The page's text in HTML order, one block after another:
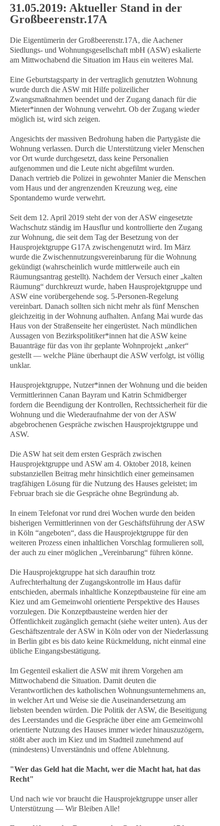
31.05.2019: Aktueller Stand in der
Großbeerenstr.17A
Die Eigentümerin der Großbeerenstr.17A, die Aachener
Siedlungs- und Wohnungsgesellschaft mbH (ASW) eskalierte
am Mittwochabend die Situation im Haus ein weiteres Mal.
Eine Geburtstagsparty in der vertraglich genutzten Wohnung
wurde durch die ASW mit Hilfe polizeilicher
Zwangsmaßnahmen beendet und der Zugang danach für die
Mieter*innen der Wohnung verwehrt. Ob der Zugang wieder
möglich ist, wird sich zeigen.
Angesichts der massiven Bedrohung haben die Partygäste die
Wohnung verlassen. Durch die Unterstützung vieler Menschen
vor Ort wurde durchgesetzt, dass keine Personalien
aufgenommen und die Leute nicht abgefilmt wurden.
Danach vertrieb die Polizei in gewohnter Manier die Menschen
vom Haus und der angrenzenden Kreuzung weg, eine
Spontandemo wurde verwehrt.
Seit dem 12. April 2019 steht der von der ASW eingesetzte
Wachschutz ständig im Hausflur und kontrollierte den Zugang
zur Wohnung, die seit dem Tag der Besetzung von der
Hausprojektgruppe G17A zwischengenutzt wird. Im März
wurde die Zwischennutzungsvereinbarung für die Wohnung
gekündigt (wahrscheinlich wurde mittlerweile auch ein
Räumungsantrag gestellt). Nachdem der Versuch einer „kalten
Räumung“ durchkreuzt wurde, haben Hausprojektgruppe und
ASW eine vorübergehende sog. 5-Personen-Regelung
vereinbart. Danach sollten sich nicht mehr als fünf Menschen
gleichzeitig in der Wohnung aufhalten. Anfang Mai wurde das
Haus von der Straßenseite her eingerüstet. Nach mündlichen
Aussagen von Bezirkspolitiker*innen hat die ASW keine
Bauanträge für das von ihr geplante Wohnprojekt „anker“
gestellt — welche Pläne überhaupt die ASW verfolgt, ist völlig
unklar.
Hausprojektgruppe, Nutzer*innen der Wohnung und die beiden
Vermittlerinnen Canan Bayram und Katrin Schmidberger
fordern die Beendigung der Kontrollen, Rechtssicherheit für die
Wohnung und die Wiederaufnahme der von der ASW
abgebrochenen Gespräche zwischen Hausprojektgruppe und
ASW.
Die ASW hat seit dem ersten Gespräch zwischen
Hausprojektgruppe und ASW am 4. Oktober 2018, keinen
substanziellen Beitrag mehr hinsichtlich einer gemeinsamen
tragfähigen Lösung für die Nutzung des Hauses geleistet; im
Februar brach sie die Gespräche ohne Begründung ab.
In einem Telefonat vor rund drei Wochen wurde den beiden
bisherigen Vermittlerinnen von der Geschäftsführung der ASW
in Köln “angeboten“, dass die Hausprojektgruppe für den
weiteren Prozess einen inhaltlichen Vorschlag formulieren soll,
der auch zu einer möglichen „Vereinbarung“ führen könne.
Die Hausprojektgruppe hat sich daraufhin trotz
Aufrechterhaltung der Zugangskontrolle im Haus dafür
entschieden, abermals inhaltliche Konzeptbausteine für eine am
Kiez und am Gemeinwohl orientierte Perspektive des Hauses
vorzulegen. Die Konzeptbausteine werden hier der
Öffentlichkeit zugänglich gemacht (siehe weiter unten). Aus der
Geschäftszentrale der ASW in Köln oder von der Niederlassung
in Berlin gibt es bis dato keine Rückmeldung, nicht einmal eine
übliche Eingangsbestätigung.
Im Gegenteil eskaliert die ASW mit ihrem Vorgehen am
Mittwochabend die Situation. Damit deuten die
Verantwortlichen des katholischen Wohnungsunternehmens an,
in welcher Art und Weise sie die Auseinandersetzung am
liebsten beenden würden. Die Politik der ASW, die Beseitigung
des Leerstandes und die Gespräche über eine am Gemeinwohl
orientierte Nutzung des Hauses immer wieder hinauszuzögern,
stößt aber auch im Kiez und im Stadtteil zunehmend auf
(mindestens) Unverständnis und offene Ablehnung.
"Wer das Geld hat die Macht, wer die Macht hat, hat das
Recht"
Und nach wie vor braucht die Hausprojektgruppe unser aller
Unterstützung — Wir Bleiben Alle!